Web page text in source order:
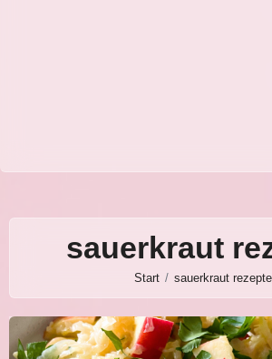
sauerkraut
Start sauerkraut rezepte